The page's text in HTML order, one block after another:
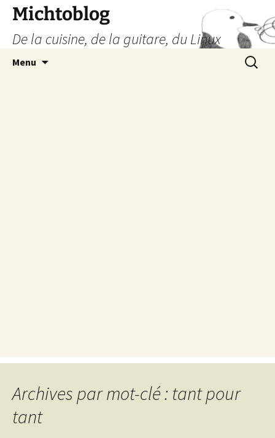
Aller
contenu
Michtoblog
De la cuisine, de la guitare, du Linux
Menu
Archives par mot-clé : tant pour
tant